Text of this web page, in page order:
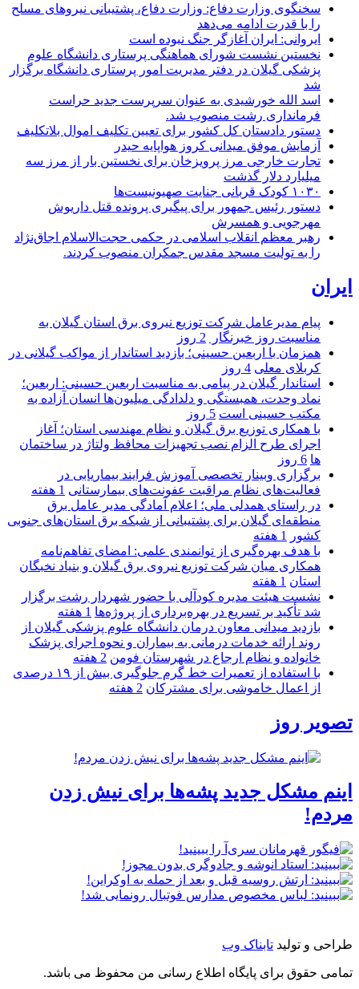
سخنگوی وزارت دفاع: وزارت دفاع، پشتیبانی نیرو‌های مسلح
را با قدرت ادامه می‌دهد
ایروانی: ایران آغازگر جنگ نبوده است
نخستین نشست شورای هماهنگی پرستاری دانشگاه علوم
پزشکی گیلان در دفتر مدیریت امور پرستاری دانشگاه برگزار
شد
اسد الله خورشیدی به عنوان سرپرست جدید حراست
فرمانداری رشت منصوب شد.
دستور دادستان کل کشور برای تعیین تکلیف اموال بلاتکلیف
آزمایش موفق میدانی کروز هواپایه حیدر
تجارت خارجی مرز پرویزخان برای نخستین بار از مرز سه
میلیارد دلار گذشت
۱۰۳۰ کودک قربانی جنایت صهیونیست‌ها
دستور رئیس جمهور برای پیگیری پرونده قتل داریوش
مهرجویی و همسرش
رهبر معظم انقلاب اسلامی در حکمی حجت‌الاسلام اجاق‌نژاد
را به تولیت مسجد مقدس جمکران منصوب کردند.
ایران
پیام مدیرعامل شركت توزیع نیروی برق استان گیلان به
مناسبت روز خبرنگار ‌
2 روز
همزمان با اربعین حسینی؛ بازدید استاندار از مواکب گیلانی در
کربلای معلی 4 روز
استاندار گیلان در پیامی به مناسبت اربعین حسینی: اربعین؛
نماد وحدت، همبستگی و دلدادگی میلیون‌ها انسان آزاده به
مکتب حسینی است 5 روز
با همکاری توزیع برق گیلان و نظام مهندسی استان؛ آغاز
اجرای طرح الزام نصب تجهیزات محافظ ولتاژ در ساختمان
ها 6 روز
برگزاری وبینار تخصصی آموزش فرایند بیماریابی در
فعالیت‌های نظام مراقبت عفونت‌های بیمارستانی 1 هفته
در راستای همدلی ملی؛ اعلام آمادگی مدیر عامل برق
منطقه‌ای گیلان برای پشتیبانی از شبكه برق استان‌های جنوبی
كشور
1 هفته
با هدف بهره‌گیری از توانمندی علمی: امضای تفاهم‌نامه
همكاری میان شركت توزیع نیروی برق گیلان و بنیاد نخبگان
استان 1 هفته
نشست هیئت مدیره کودآلی با حضور شهردار رشت برگزار
شد تأکید بر تسریع در بهره‌برداری از پروژه‌ها 1 هفته
بازدید میدانی معاون درمان دانشگاه علوم پزشکی گیلان از
روند ارائه خدمات درمانی به بیماران و نحوه اجرای پزشک
خانواده و نظام ارجاع در شهرستان فومن 2 هفته
با استفاده از تعمیرات خط گرم جلوگیری بیش از ۱۹ درصدی
از اعمال خاموشی برای مشتركان 2 هفته
تصویر روز
اینم مشکل جدید پشه‌ها برای نیش زدن
مردم!
طراحی و تولید تابناک وب
تمامی حقوق برای پایگاه اطلاع رسانی من محفوظ می باشد.